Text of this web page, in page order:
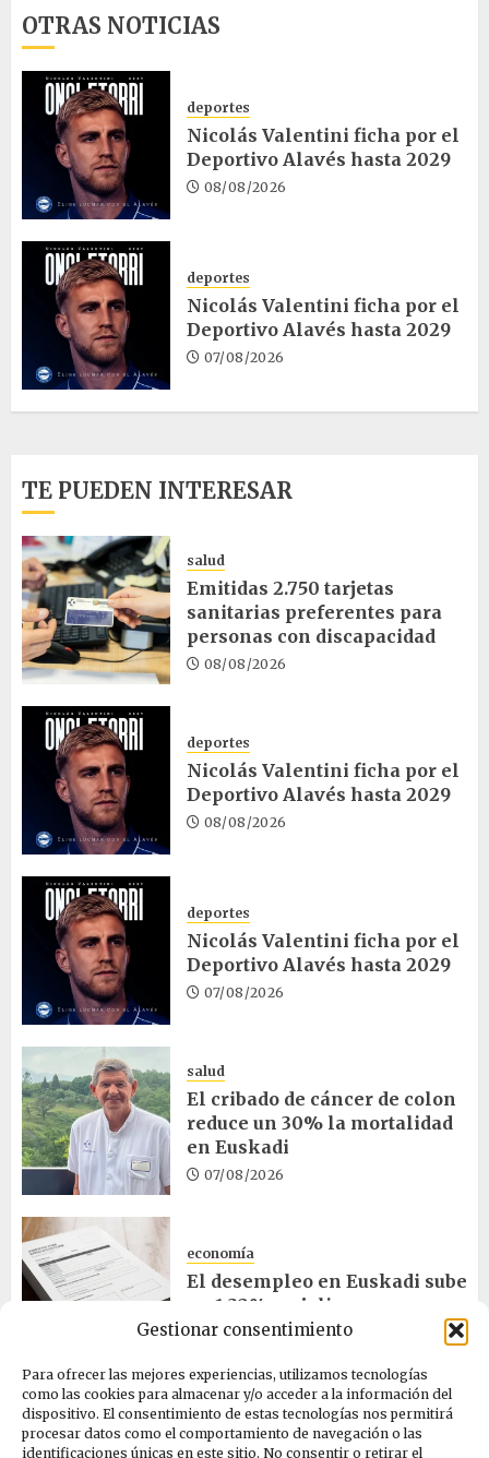
Gestionar consentimiento
Para ofrecer las mejores experiencias, utilizamos tecnologías
como las cookies para almacenar y/o acceder a la información del
dispositivo. El consentimiento de estas tecnologías nos permitirá
procesar datos como el comportamiento de navegación o las
identificaciones únicas en este sitio. No consentir o retirar el
OTRAS NOTICIAS
deportes
Nicolás Valentini ficha por el
Deportivo Alavés hasta 2029
08/08/2026
deportes
Nicolás Valentini ficha por el
Deportivo Alavés hasta 2029
07/08/2026
TE PUEDEN INTERESAR
salud
Emitidas 2.750 tarjetas
sanitarias preferentes para
personas con discapacidad
08/08/2026
deportes
Nicolás Valentini ficha por el
Deportivo Alavés hasta 2029
08/08/2026
deportes
Nicolás Valentini ficha por el
Deportivo Alavés hasta 2029
07/08/2026
salud
El cribado de cáncer de colon
reduce un 30% la mortalidad
en Euskadi
07/08/2026
economía
El desempleo en Euskadi sube
un 1,32% en julio
06/08/2026
salud
Bilbao acogerá el mayor